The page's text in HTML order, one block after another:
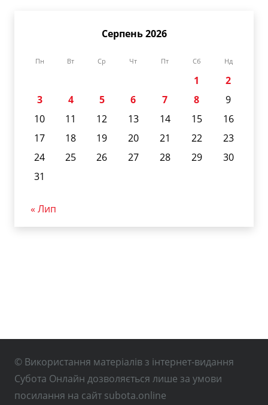
Серпень 2026
Пн Вт Ср Чт Пт Сб Нд
1
2
3
4 5 6 7 8
9
10
11 12 13 14 15
16
17
18 19 20 21 22
23
24
25 26 27 28 29
30
31
« Лип
© Використання матеріалів з інтернет-видання
Субота Онлайн дозволяється лише за умови
посилання на сайт subota.online